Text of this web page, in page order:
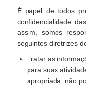
É papel de todos
confidencialidade
assim, somos
seguintes diretrizes
Tratar as
para suas
apropriada, não